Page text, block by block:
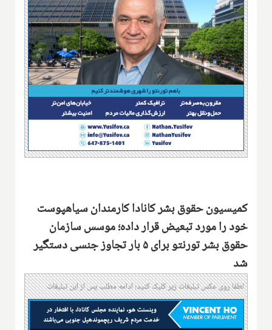
کمیسیون حقوق بشر کانادا کارمندان سیاهپوست
خود را مورد تبعیض قرار داده؛ موسس سازمان
حقوق بشر تورنتو برای ۵ بار تجاوز جنسی دستگیر
شد
لطفا روی عکس تبلیغات زیر کلیک کنید؛ ادامه مطلب پس از این تبلیغات